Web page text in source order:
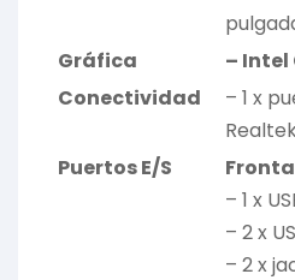
Gráfica
– Intel
Conectividad
– 1 x
Puertos E/S
– 1 x
– 2 x
– 2 x